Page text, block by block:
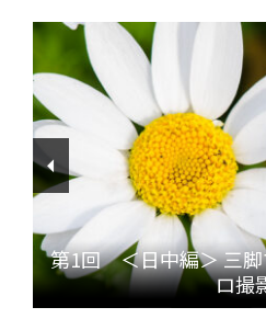
第1回 ＜日中編＞ 三脚
ロ撮